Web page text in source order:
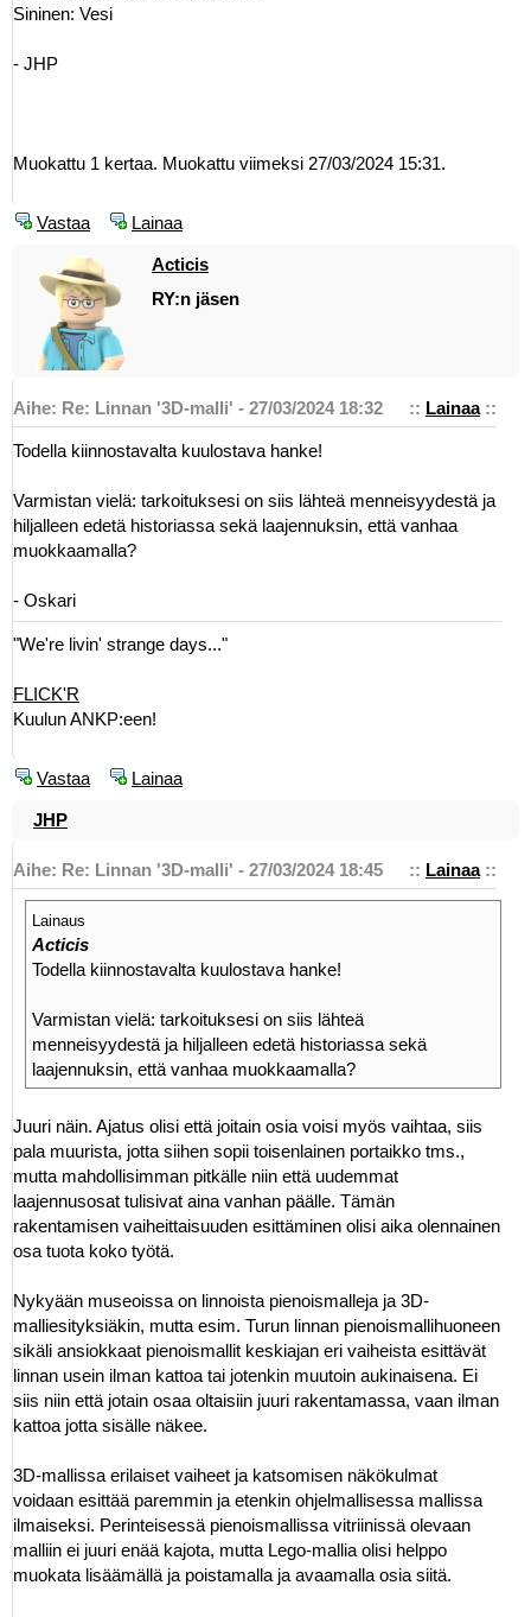
Sininen: Vesi
- JHP
Muokattu 1 kertaa. Muokattu viimeksi 27/03/2024 15:31.
Vastaa Lainaa
Acticis
RY:n jäsen
:: Lainaa::
Aihe: Re: Linnan '3D-malli' - 27/03/2024 18:32
Todella kiinnostavalta kuulostava hanke!
Varmistan vielä: tarkoituksesi on siis lähteä menneisyydestä ja
hiljalleen edetä historiassa sekä laajennuksin, että vanhaa
muokkaamalla?
- Oskari
"We're livin' strange days..."
FLICK'R
Kuulun ANKP:een!
Vastaa Lainaa
JHP
:: Lainaa::
Aihe: Re: Linnan '3D-malli' - 27/03/2024 18:45
Lainaus
Acticis
Todella kiinnostavalta kuulostava hanke!
Varmistan vielä: tarkoituksesi on siis lähteä
menneisyydestä ja hiljalleen edetä historiassa sekä
laajennuksin, että vanhaa muokkaamalla?
Juuri näin. Ajatus olisi että joitain osia voisi myös vaihtaa, siis
pala muurista, jotta siihen sopii toisenlainen portaikko tms.,
mutta mahdollisimman pitkälle niin että uudemmat
laajennusosat tulisivat aina vanhan päälle. Tämän
rakentamisen vaiheittaisuuden esittäminen olisi aika olennainen
osa tuota koko työtä.
Nykyään museoissa on linnoista pienoismalleja ja 3D-
malliesityksiäkin, mutta esim. Turun linnan pienoismallihuoneen
sikäli ansiokkaat pienoismallit keskiajan eri vaiheista esittävät
linnan usein ilman kattoa tai jotenkin muutoin aukinaisena. Ei
siis niin että jotain osaa oltaisiin juuri rakentamassa, vaan ilman
kattoa jotta sisälle näkee.
3D-mallissa erilaiset vaiheet ja katsomisen näkökulmat
voidaan esittää paremmin ja etenkin ohjelmallisessa mallissa
ilmaiseksi. Perinteisessä pienoismallissa vitriinissä olevaan
malliin ei juuri enää kajota, mutta Lego-mallia olisi helppo
muokata lisäämällä ja poistamalla ja avaamalla osia siitä.